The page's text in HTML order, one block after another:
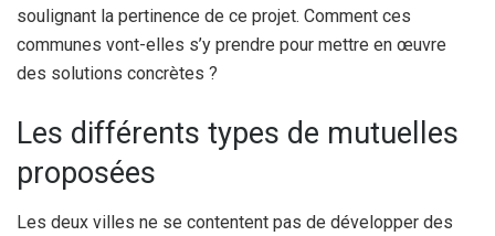
soulignant la pertinence de ce projet. Comment ces
communes vont-elles s’y prendre pour mettre en œuvre
des solutions concrètes ?
Les différents types de mutuelles
proposées
Les deux villes ne se contentent pas de développer des